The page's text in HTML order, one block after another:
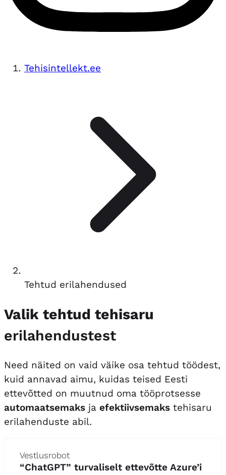
Tehisintellekt.ee
Tehtud erilahendused
Valik tehtud tehisaru
erilahendustest
Need näited on vaid väike osa tehtud töödest,
kuid annavad aimu, kuidas teised Eesti
ettevõtted on muutnud oma tööprotsesse
automaatsemaks ja efektiivsemaks tehisaru
erilahenduste abil.
Vestlusrobot
“ChatGPT” turvaliselt ettevõtte Azure’i